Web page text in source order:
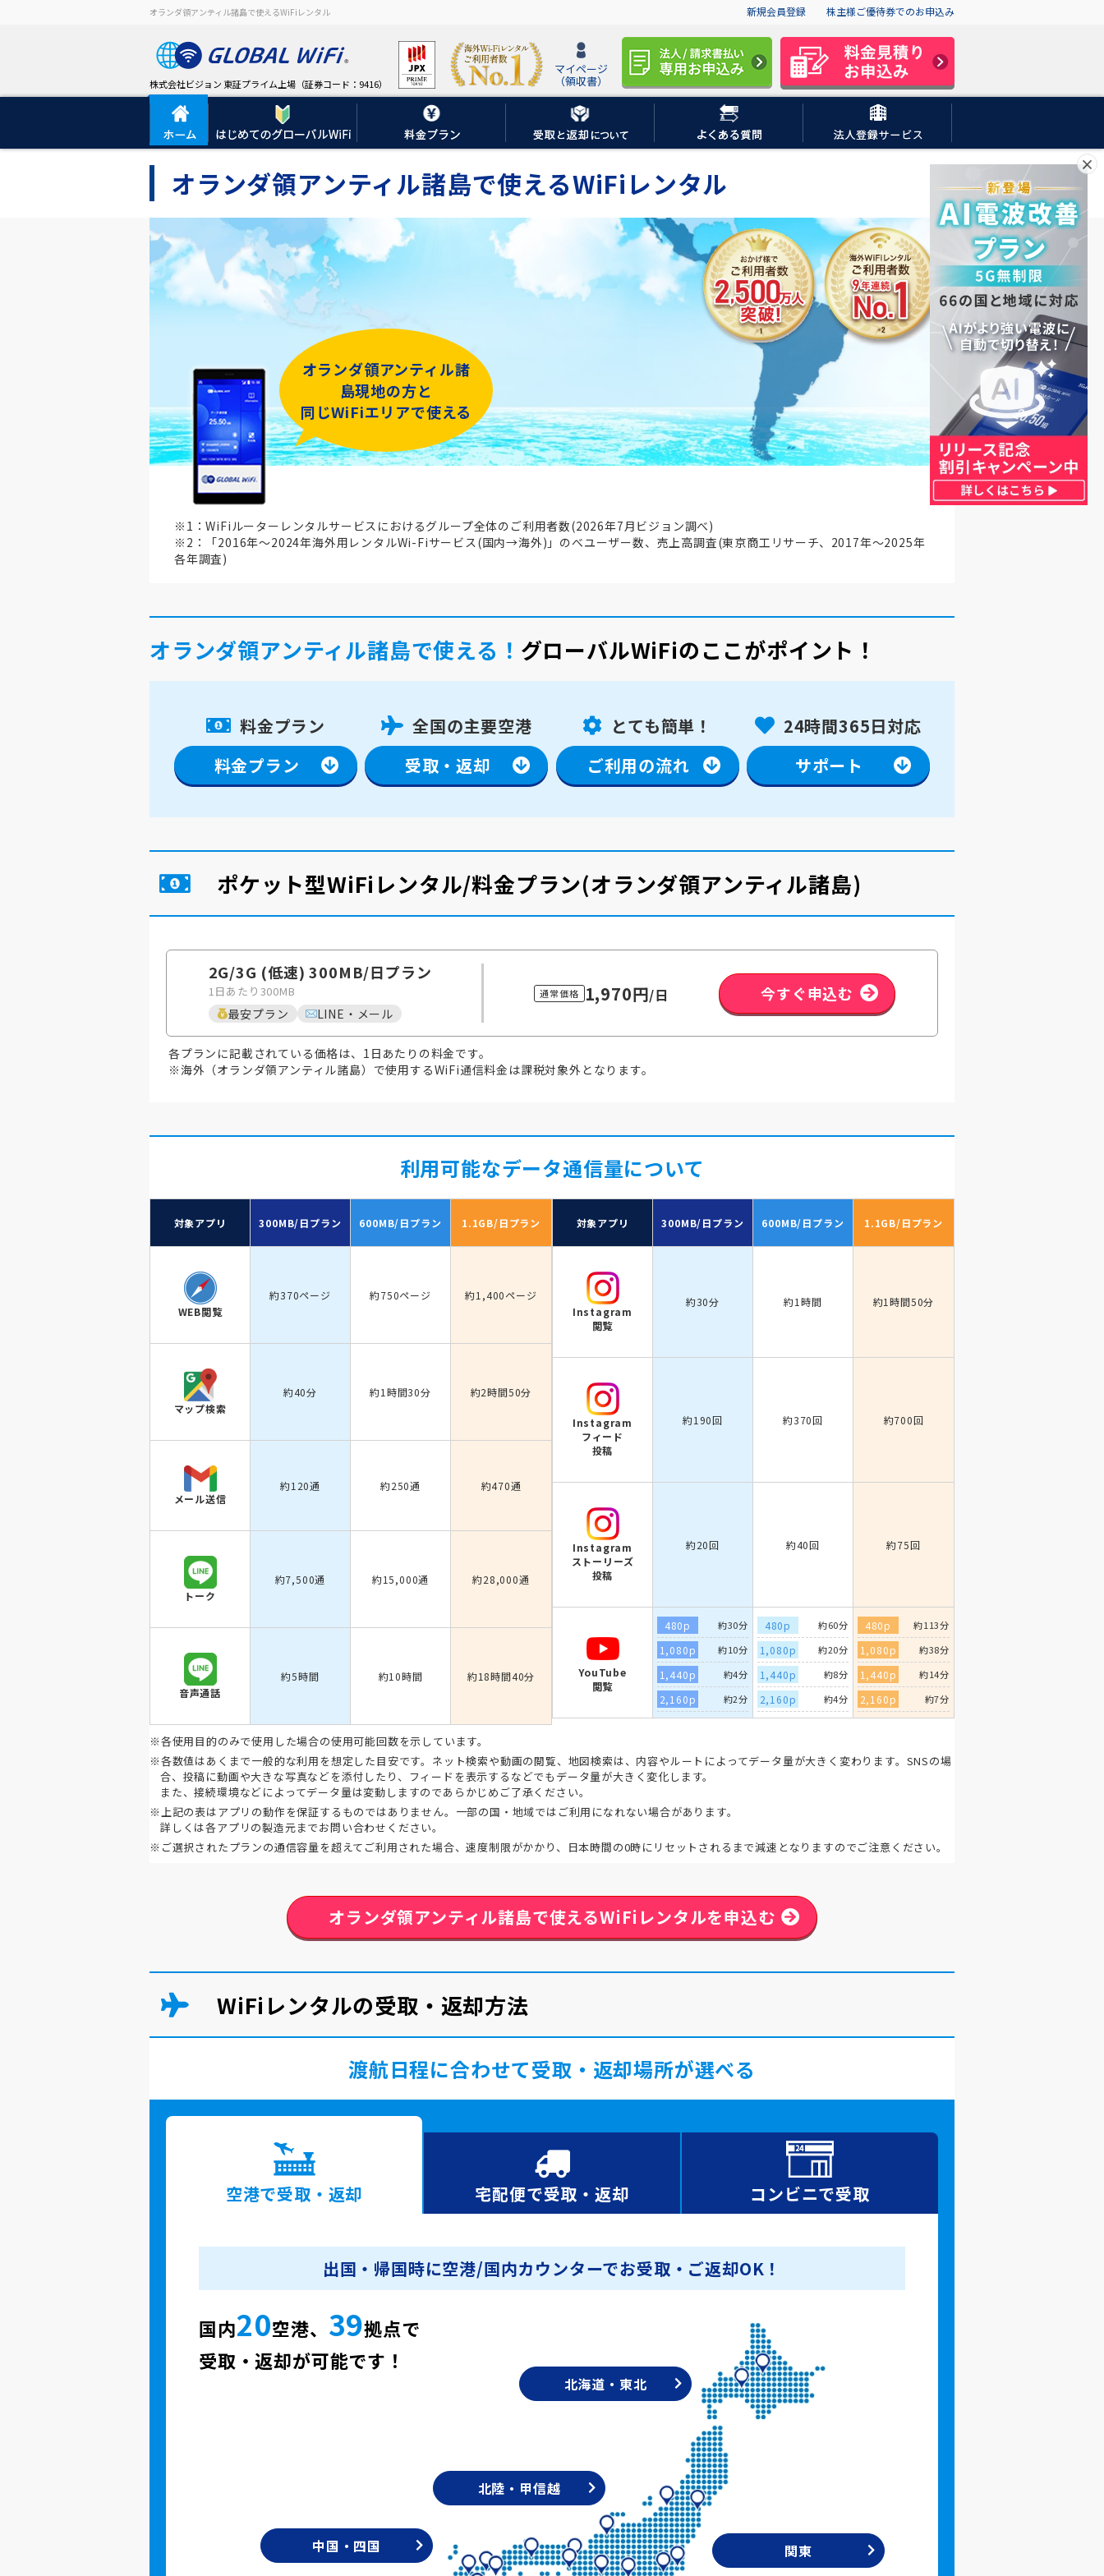
オランダ領アンティル諸島で使えるWiFiレンタル 新規会員登録 株主様ご優待券でのお申込み
株式会社ビジョン 東証プライム上場（証券コード：9416）
マイページ
（領収書）
オランダ領アンティル諸島で使えるWiFiレンタル
オランダ領アンティル諸
島現地の方と
同じWiFiエリアで使える
※1：WiFiルーターレンタルサービスにおけるグループ全体のご利用者数(2026年7月ビジョン調べ)
※2：「2016年～2024年海外用レンタルWi-Fiサービス(国内→海外)」のべユーザー数、売上高調査(東京商工リサーチ、2017年～2025年
各年調査)
オランダ領アンティル諸島で使える！ グローバルWiFiのここがポイント！
料金プラン
料金プラン
全国の主要空港
受取・返却
とても簡単！
ご利用の流れ
24時間365日対応
サポート
ポケット型WiFiレンタル/料金プラン(オランダ領アンティル諸島)
2G/3G (低速) 300MB/日プラン
1日あたり300MB
最安プラン LINE・メール
通常価格 1,970円/日 今すぐ申込む
各プランに記載されている価格は、1日あたりの料金です。
※海外（オランダ領アンティル諸島）で使用するWiFi通信料金は課税対象外となります。
利用可能なデータ通信量について
対象アプリ 300MB/日プラン 600MB/日プラン 1.1GB/日プラン
WEB閲覧
約370ページ 約750ページ 約1,400ページ
マップ検索
約40分 約1時間30分 約2時間50分
メール送信
約120通 約250通 約470通
トーク
約7,500通 約15,000通 約28,000通
音声通話
約5時間 約10時間 約18時間40分
対象アプリ 300MB/日プラン 600MB/日プラン 1.1GB/日プラン
Instagram
閲覧
約30分 約1時間 約1時間50分
Instagram
フィード
投稿
約190回 約370回 約700回
Instagram
ストーリーズ
投稿
約20回 約40回 約75回
YouTube
閲覧
480p 約30分
1,080p 約10分
1,440p 約4分
2,160p 約2分
480p 約60分
1,080p 約20分
1,440p 約8分
2,160p 約4分
480p 約113分
1,080p 約38分
1,440p 約14分
2,160p 約7分
※各使用目的のみで使用した場合の使用可能回数を示しています。
※各数値はあくまで一般的な利用を想定した目安です。ネット検索や動画の閲覧、地図検索は、内容やルートによってデータ量が大きく変わります。SNSの場
合、投稿に動画や大きな写真などを添付したり、フィードを表示するなどでもデータ量が大きく変化します。
また、接続環境などによってデータ量は変動しますのであらかじめご了承ください。
※上記の表はアプリの動作を保証するものではありません。一部の国・地域ではご利用になれない場合があります。
詳しくは各アプリの製造元までお問い合わせください。
※ご選択されたプランの通信容量を超えてご利用された場合、速度制限がかかり、日本時間の0時にリセットされるまで減速となりますのでご注意ください。
オランダ領アンティル諸島で使えるWiFiレンタルを申込む
WiFiレンタルの受取・返却方法
渡航日程に合わせて受取・返却場所が選べる
空港で受取・返却 宅配便で受取・返却 コンビニで受取
出国・帰国時に空港/国内カウンターでお受取・ご返却OK！
国内20空港、 39拠点で
受取・返却が可能です！
関東
北海道・東北
北陸・甲信越
中国・四国
×